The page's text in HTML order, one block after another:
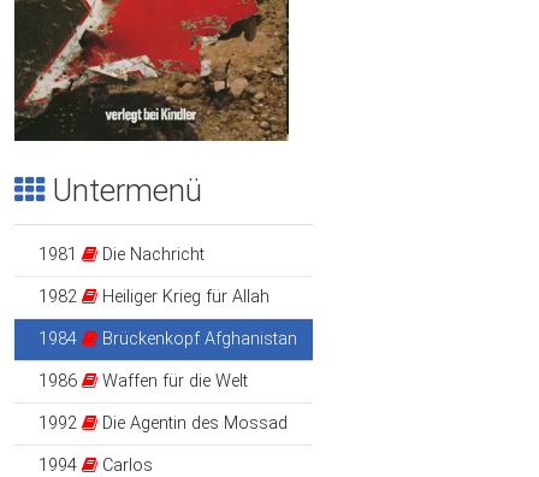
Untermenü
1981 Die Nachricht
1982 Heiliger Krieg für Allah
1984 Brückenkopf Afghanistan
1986 Waffen für die Welt
1992 Die Agentin des Mossad
1994 Carlos